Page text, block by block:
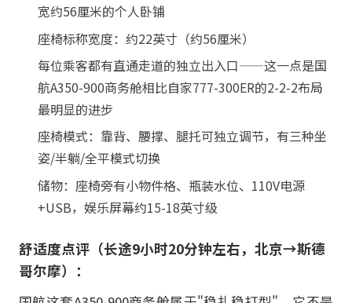
宽约56厘米的个人卧铺
座椅标称宽度：约22英寸（约56厘米）
每位乘客都有直通走道的独立出入口——这一点是国
航A350-900商务舱相比自家777-300ER的2-2-2布局
最明显的进步
座椅模式：靠背、腰撑、腿托可独立调节，有三种坐
姿/半躺/全平模式切换
储物：座椅旁有小物件格、瓶装水位、110V电源
+USB，娱乐屏幕约15-18英寸级
舒适度点评（长途9小时20分钟左右，北京→斯德
哥尔摩）：